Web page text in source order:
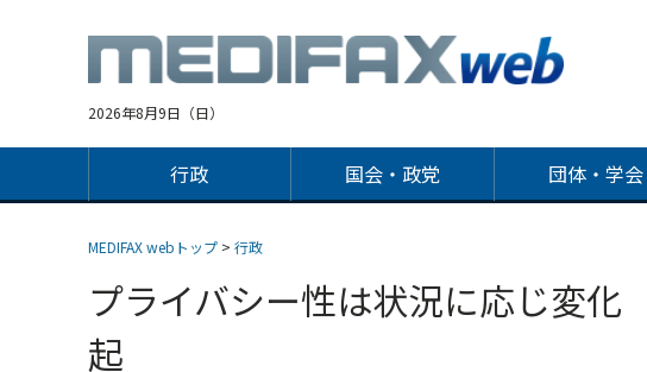
2026年8月9日（日）
行政 国会・政党 団体・学会
MEDIFAX webトップ > 行政
プライバシー性は状況に応じ変
起